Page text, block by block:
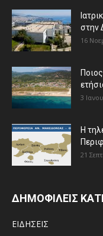
στην
16
3
Η
21
ΔΗΜΟΦΙΛΕΙΣ
ΕΙΔΗΣΕΙΣ